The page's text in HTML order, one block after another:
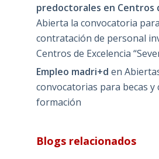
predoctorales en Centros
Abierta la convocatoria
contratación de personal
Centros de Excelencia
Empleo madri+d en
convocatorias para becas y
formación
Blogs relacionados